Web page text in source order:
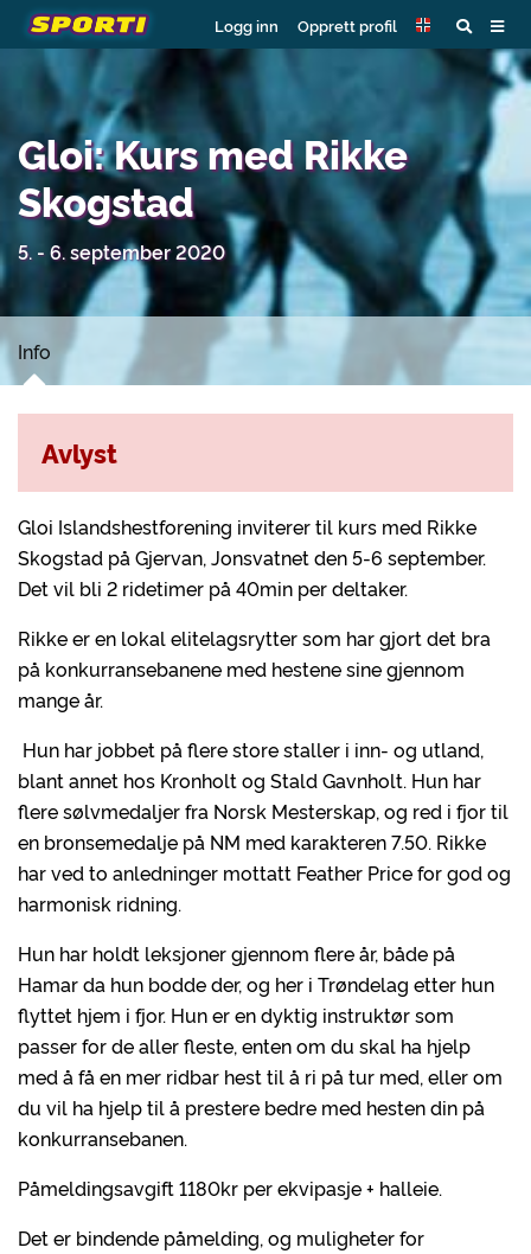
Logg inn Opprett profil
Gloi: Kurs med Rikke
Skogstad
5. - 6. september 2020
Info
Gloi Islandshestforening inviterer til kurs med Rikke
Skogstad på Gjervan, Jonsvatnet den 5-6 september.
Det vil bli 2 ridetimer på 40min per deltaker.
Rikke er en lokal elitelagsrytter som har gjort det bra
på konkurransebanene med hestene sine gjennom
mange år.
Hun har jobbet på flere store staller i inn- og utland,
blant annet hos Kronholt og Stald Gavnholt. Hun har
flere sølvmedaljer fra Norsk Mesterskap, og red i fjor til
en bronsemedalje på NM med karakteren 7.50. Rikke
har ved to anledninger mottatt Feather Price for god og
harmonisk ridning.
Hun har holdt leksjoner gjennom flere år, både på
Hamar da hun bodde der, og her i Trøndelag etter hun
flyttet hjem i fjor. Hun er en dyktig instruktør som
passer for de aller fleste, enten om du skal ha hjelp
med å få en mer ridbar hest til å ri på tur med, eller om
du vil ha hjelp til å prestere bedre med hesten din på
konkurransebanen.
Påmeldingsavgift 1180kr per ekvipasje + halleie.
Det er bindende påmelding, og muligheter for
Avlyst